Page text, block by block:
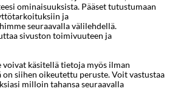
ominaisuuksista. Pääset tutustumaan
ja
seuraavalla välilehdellä.
sivuston toimivuuteen ja
voivat käsitellä tietoja myös ilman
siihen oikeutettu peruste. Voit vastustaa
milloin tahansa seuraavalla